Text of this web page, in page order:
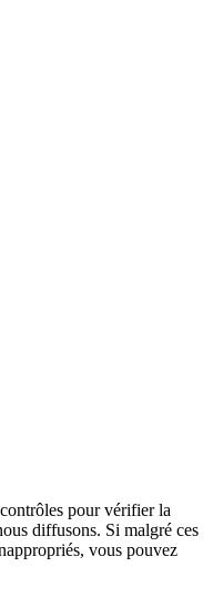
pour vérifier la
diffusons. Si malgré ces
vous pouvez